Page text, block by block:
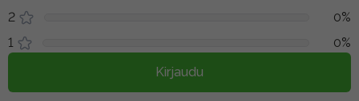
2
0%
1
0%
Kirjaudu